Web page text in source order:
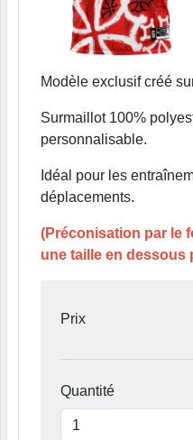
Modèle exclusif créé
Surmaillot 100%
personnalisable.
Idéal pour les
déplacements.
(Préconisation par le
une taille en dessous
Prix
Quantité